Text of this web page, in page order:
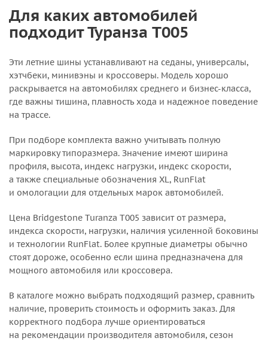
Для каких автомобилей
подходит Туранза T005
Эти летние шины устанавливают на седаны, универсалы,
хэтчбеки, минивэны и кроссоверы. Модель хорошо
раскрывается на автомобилях среднего и бизнес-класса,
где важны тишина, плавность хода и надежное поведение
на трассе.
При подборе комплекта важно учитывать полную
маркировку типоразмера. Значение имеют ширина
профиля, высота, индекс нагрузки, индекс скорости,
а также специальные обозначения XL, RunFlat
и омологации для отдельных марок автомобилей.
Цена Bridgestone Turanza T005 зависит от размера,
индекса скорости, нагрузки, наличия усиленной боковины
и технологии RunFlat. Более крупные диаметры обычно
стоят дороже, особенно если шина предназначена для
мощного автомобиля или кроссовера.
В каталоге можно выбрать подходящий размер, сравнить
наличие, проверить стоимость и оформить заказ. Для
корректного подбора лучше ориентироваться
на рекомендации производителя автомобиля, сезон